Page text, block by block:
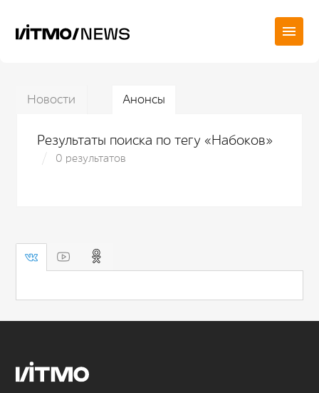
Новости Анонсы
Результаты поиска по тегу «Набоков»
0 результатов